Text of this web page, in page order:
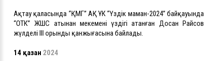
Ақтау қаласында “ҚМГ” АҚ ҰК “Үздік маман-2024” байқауында
“ОТК” ЖШС атынан мекеменің үздігі атанған Досан Райсов
жүлделі ІІІ орынды қанжығасына байлады.
14 қазан 2024